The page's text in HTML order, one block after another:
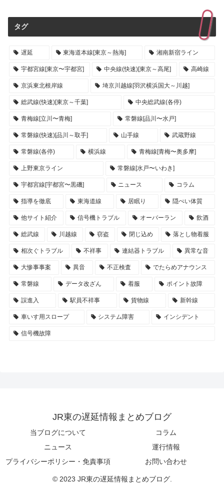
タグ
遅延 東海道本線[東京～熱海] 湘南新宿ライン
宇都宮線[東京〜宇都宮] 中央線(快速)[東京～高尾] 高崎線
京浜東北根岸線 埼京川越線[羽沢横浜国大～川越]
総武線(快速)[東京～千葉] 中央総武線(各停)
青梅線[立川〜青梅] 常磐線[品川〜水戸]
常磐線(快速)[品川～取手] 山手線 武蔵野線
常磐線(各停) 横浜線 青梅線[青梅〜奥多摩]
上野東京ライン 常磐線[水戸〜いわき]
宇都宮線[宇都宮〜黒磯] ニュース コラム
指導を徹底 東海道線 居眠り 隠ぺい体質
他サイト紹介 信号機トラブル オーバーラン 飲酒
総武線 川越線 窃盗 閉じ込め 落とし物着服
相次ぐトラブル 不祥事 連結器トラブル 異常な音
大惨事事案 異音 不正検査 でたらめアナウンス
常磐線 データ改ざん 着服 ポイント故障
誤進入 駅員不祥事 貨物線 新幹線
車いす用スロープ システム障害 インシデント
信号機故障
JR東の遅延情報まとめブログ
当ブログについて
コラム
ニュース
運行情報
プライバシーポリシー・免責事項
お問い合わせ
© 2023 JR東の遅延情報まとめブログ.